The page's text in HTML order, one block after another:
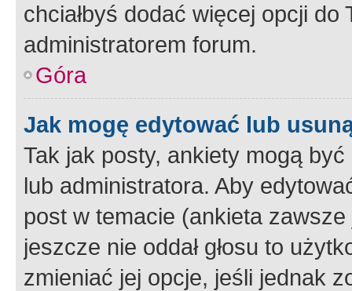
chciałbyś dodać więcej opcji
administratorem forum.
Góra
Jak mogę edytować lub
Tak jak posty, ankiety mogą
lub administratora. Aby
post w temacie (ankieta
jeszcze nie oddał głosu to
zmieniać jej opcje, jeśli jednak